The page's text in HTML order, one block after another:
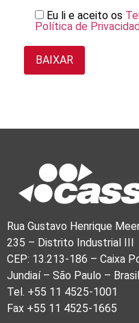
Eu li e aceito os
Política de
Rua Gustavo Henrique
235 – Distrito Industrial III
CEP: 13.213-186 – Caixa
Jundiaí – São Paulo – Brasil
Tel. +55 11 4525-1001
Fax +55 11 4525-1665